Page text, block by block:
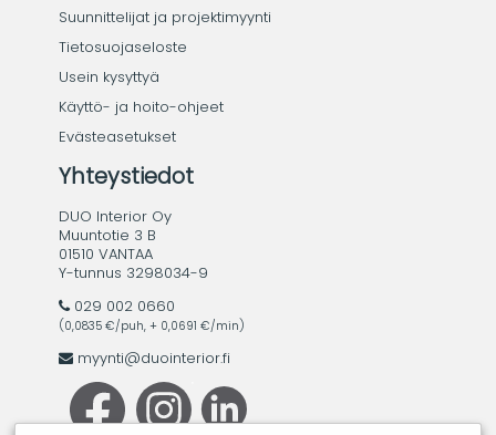
Suunnittelijat ja projektimyynti
Tietosuojaseloste
Usein kysyttyä
Käyttö- ja hoito-ohjeet
Evästeasetukset
Yhteystiedot
DUO Interior Oy
Muuntotie 3 B
01510 VANTAA
Y-tunnus 3298034-9
029 002 0660
(0,0835 €/puh, + 0,0691 €/min)
myynti@duointerior.fi